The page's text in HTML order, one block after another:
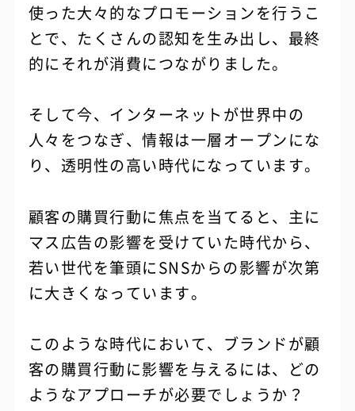
使った大々的なプロモーションを行うこ
とで、たくさんの認知を生み出し、最終
的にそれが消費につながりました。
そして今、インターネットが世界中の
人々をつなぎ、情報は一層オープンにな
り、透明性の高い時代になっています。
顧客の購買行動に焦点を当てると、主に
マス広告の影響を受けていた時代から、
若い世代を筆頭にSNSからの影響が次第
に大きくなっています。
このような時代において、ブランドが顧
客の購買行動に影響を与えるには、どの
ようなアプローチが必要でしょうか？